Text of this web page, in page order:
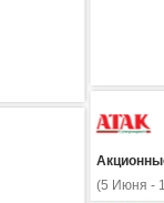
(5 Июня -